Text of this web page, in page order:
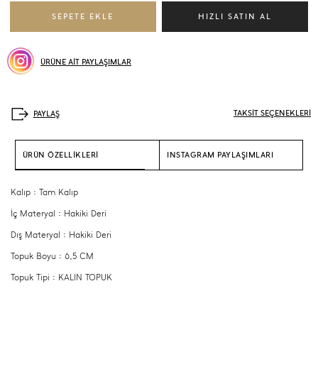
ÜRÜNE AİT PAYLAŞIMLAR
TAKSİT SEÇENEKLERİ
ÜRÜN ÖZELLİKLERİ INSTAGRAM PAYLAŞIMLARI
Kalıp : Tam Kalıp
İç Materyal : Hakiki Deri
Dış Materyal : Hakiki Deri
Topuk Boyu : 6,5 CM
Topuk Tipi : KALIN TOPUK